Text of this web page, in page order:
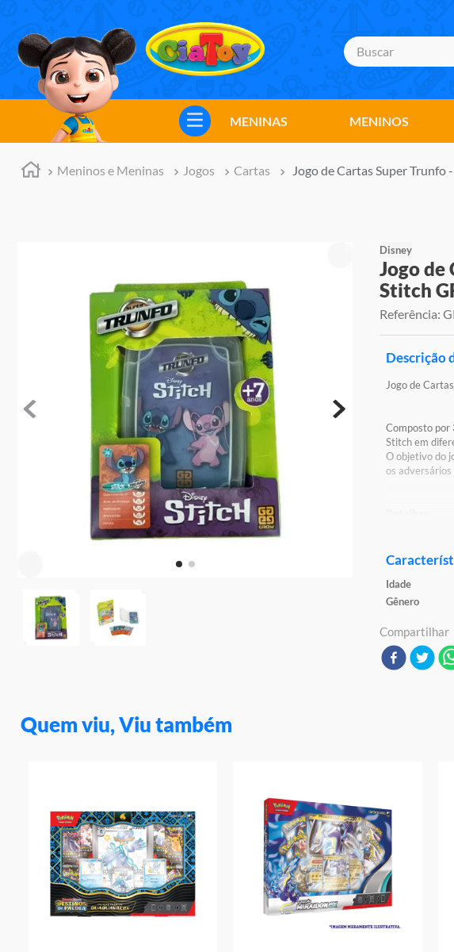
Buscar
MENINAS MENINOS
Meninos e Meninas Jogos Cartas Jogo de Cartas Super
Disney
Jogo de
Stitch
Referência:
Descrição
Jogo de
Composto por
Stitch em
O objetivo do
os adversários
Registro:
Características:
Conteúdo da
Ref: 04688
Marca: Grow
Modelo:
Idade Indicada:
Idade
Gênero
Compartilhar
Quem viu, Viu também
TERMOS MAIS BUSCADOS
meninos
marvel legends
master of the universe
rainbow high